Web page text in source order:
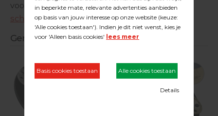
voor de Duoline aandrijfschijf met 4 PKD
schijven .
Gerelateerde producten